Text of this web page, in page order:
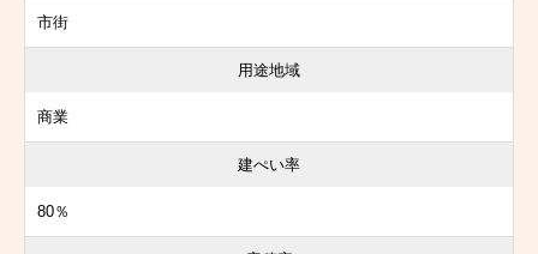
市街
用途地域
商業
建ぺい率
80％